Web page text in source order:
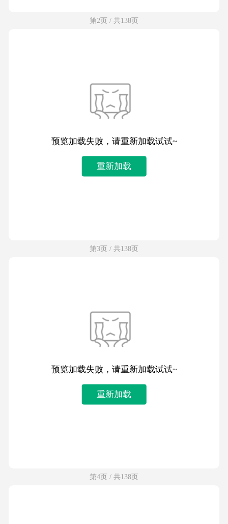
第2页 / 共138页
预览加载失败，请重新加载试试~
重新加载
第3页 / 共138页
预览加载失败，请重新加载试试~
重新加载
第4页 / 共138页